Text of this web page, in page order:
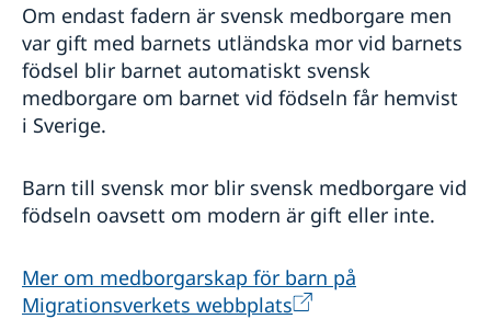
Om endast fadern är svensk medborgare men
var gift med barnets utländska mor vid barnets
födsel blir barnet automatiskt svensk
medborgare om barnet vid födseln får hemvist
i Sverige.
Barn till svensk mor blir svensk medborgare vid
födseln oavsett om modern är gift eller inte.
Mer om medborgarskap för barn på
Migrationsverkets webbplats